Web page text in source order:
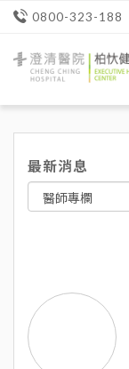
0800-323-188
清
院
最新消息